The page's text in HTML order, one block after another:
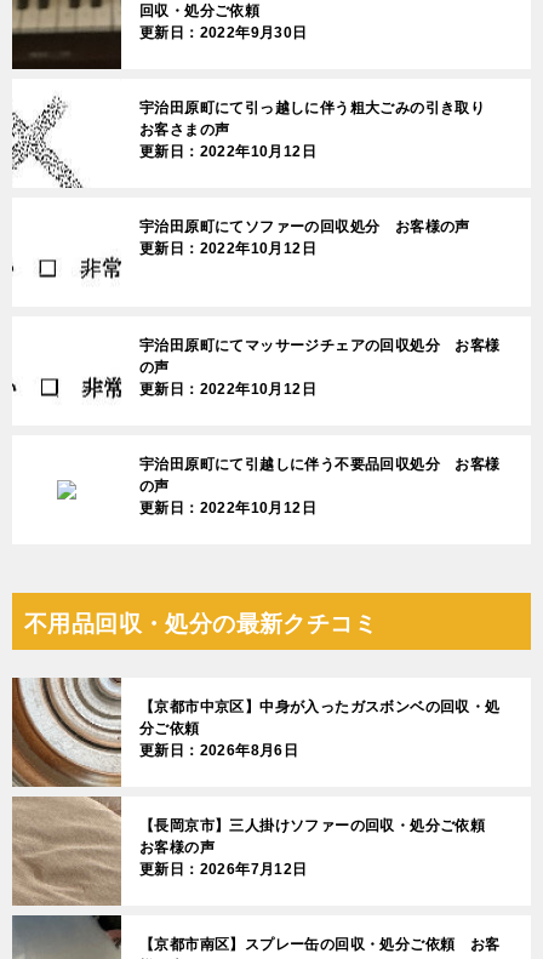
回収・処分ご依頼
更新日：2022年9月30日
宇治田原町にて引っ越しに伴う粗大ごみの引き取り
お客さまの声
更新日：2022年10月12日
宇治田原町にてソファーの回収処分 お客様の声
更新日：2022年10月12日
宇治田原町にてマッサージチェアの回収処分 お客様
の声
更新日：2022年10月12日
宇治田原町にて引越しに伴う不要品回収処分 お客様
の声
更新日：2022年10月12日
不用品回収・処分の最新クチコミ
【京都市中京区】中身が入ったガスボンベの回収・処
分ご依頼
更新日：2026年8月6日
【長岡京市】三人掛けソファーの回収・処分ご依頼
お客様の声
更新日：2026年7月12日
【京都市南区】スプレー缶の回収・処分ご依頼 お客